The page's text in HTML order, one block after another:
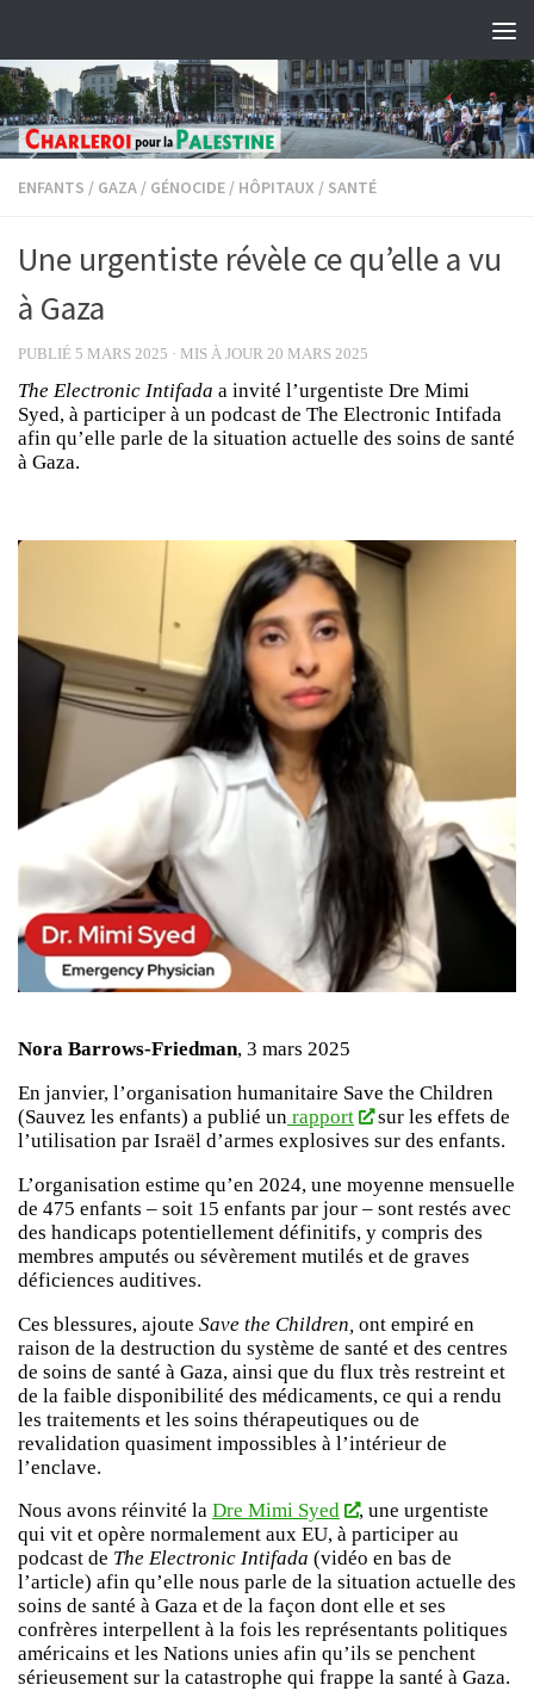
ENFANTS / GAZA / GÉNOCIDE / HÔPITAUX / SANTÉ
Une urgentiste révèle ce qu’elle a vu
à Gaza
PUBLIÉ 5 MARS 2025 · MIS À JOUR 20 MARS 2025
The Electronic Intifada a invité l’urgentiste Dre Mimi
Syed, à participer à un podcast de The Electronic Intifada
afin qu’elle parle de la situation actuelle des soins de santé
à Gaza.
Nora Barrows-Friedman, 3 mars 2025
En janvier, l’organisation humanitaire Save the Children
(Sauvez les enfants) a publié un rapport
sur les effets de
l’utilisation par Israël d’armes explosives sur des enfants.
L’organisation estime qu’en 2024, une moyenne mensuelle
de 475 enfants – soit 15 enfants par jour – sont restés avec
des handicaps potentiellement définitifs, y compris des
membres amputés ou sévèrement mutilés et de graves
déficiences auditives.
Ces blessures, ajoute Save the Children, ont empiré en
raison de la destruction du système de santé et des centres
de soins de santé à Gaza, ainsi que du flux très restreint et
de la faible disponibilité des médicaments, ce qui a rendu
les traitements et les soins thérapeutiques ou de
revalidation quasiment impossibles à l’intérieur de
l’enclave.
Nous avons réinvité la Dre Mimi Syed
, une urgentiste
qui vit et opère normalement aux EU, à participer au
podcast de The Electronic Intifada (vidéo en bas de
l’article) afin qu’elle nous parle de la situation actuelle des
soins de santé à Gaza et de la façon dont elle et ses
confrères interpellent à la fois les représentants politiques
américains et les Nations unies afin qu’ils se penchent
sérieusement sur la catastrophe qui frappe la santé à Gaza.